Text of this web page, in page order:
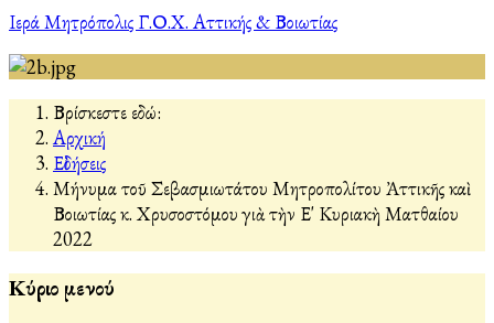
Ιερά Μητρόπολις Γ.Ο.Χ. Αττικής & Βοιωτίας
Βρίσκεστε εδώ:
Αρχική
Εἰδήσεις
Μήνυμα τοῦ Σεβασμιωτάτου Μητροπολίτου Ἀττικῆς καὶ
Βοιωτίας κ. Χρυσοστόμου γιὰ τὴν Ε' Κυριακὴ Ματθαίου
2022
Κύριο μενού